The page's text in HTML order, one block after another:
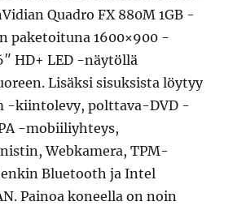
Quadro FX 880M 1GB -
paketoituna 1600×900 -
HD+ LED -näytöllä
Lisäksi sisuksista löytyy
-kiintolevy, polttava-DVD -
-mobiiliyhteys,
Webkamera, TPM-
Bluetooth ja Intel
Painoa koneella on noin